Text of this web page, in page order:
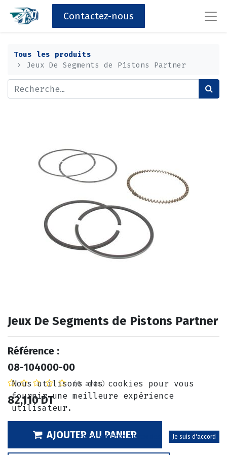
Contactez-nous
Tous les produits
Jeux De Segments de Pistons Partner
Jeux De Segments de Pistons Partner
Référence :
08-104000-00
(0 avis)
82,110DT
AJOUTER AU PANIER
Nous utilisons des cookies pour vous
fournir une meilleure expérience
utilisateur.
Politique relative aux cookies Je suis d'accord